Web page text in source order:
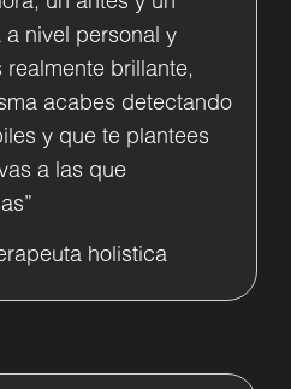
nivel personal y
brillante,
acabes detectando
y que te plantees
a las que
holistica